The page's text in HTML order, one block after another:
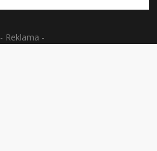
- Reklama -